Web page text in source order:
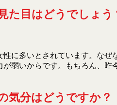
た目はどうでしょう
性に多いとされています。なぜ
弱いからです。もちろん、昨
気分はどうですか？